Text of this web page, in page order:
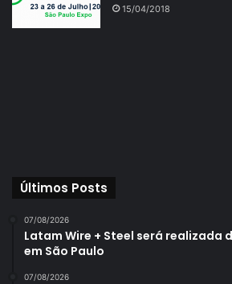
15/04/2018
Últimos Posts
07/08/2026
Latam Wire + Steel será realizada
em São Paulo
07/08/2026